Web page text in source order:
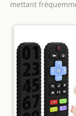
pour de
ans, ces
maternelle.
curiosité
pendant des
mettant